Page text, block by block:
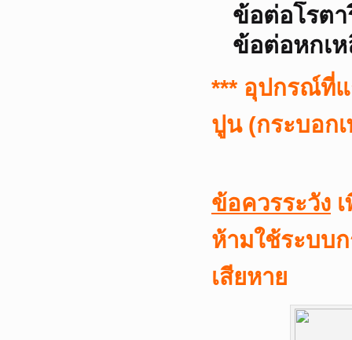
ข้อต่อโรต
ข้อต่อหกเ
*** อุปกรณ์ที่แ
ปูน (กระบอก
ข้อควรระวัง
ห้ามใช้ระบบก
เสียหาย